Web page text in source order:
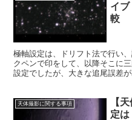
イ
較
極軸設定は、ドリフト法で行い
クペンで印をして、以降そこに
設定でしたが、大きな追尾誤差
天体撮影に関する事項
【
定は